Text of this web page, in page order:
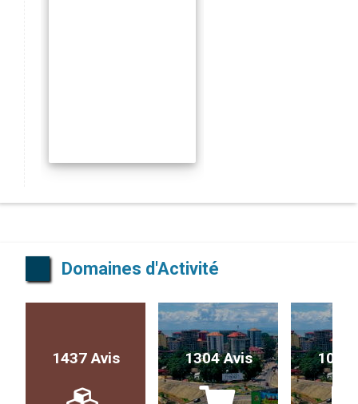
Domaines d'Activité
1437 Avis 1304 Avis 1017